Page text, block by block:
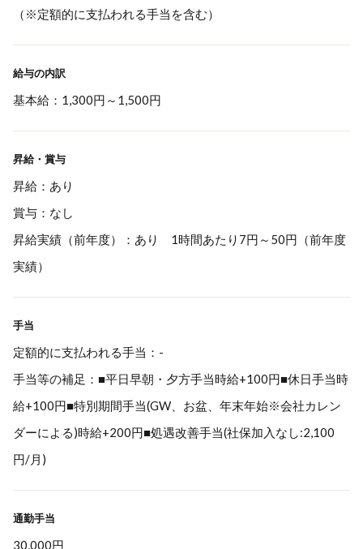
（※定額的に支払われる手当を含む）
給与の内訳
基本給：1,300円～1,500円
昇給・賞与
昇給：あり
賞与：なし
昇給実績（前年度）：あり 1時間あたり7円～50円（前年度
実績）
手当
定額的に支払われる手当：-
手当等の補足：■平日早朝・夕方手当時給+100円■休日手当時
給+100円■特別期間手当(GW、お盆、年末年始※会社カレン
ダーによる)時給+200円■処遇改善手当(社保加入なし:2,100
円/月)
通勤手当
30,000円